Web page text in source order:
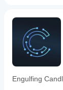
multipliers,
maximum
concurrent
trades,
and
hours.
The
bot
Engulfing